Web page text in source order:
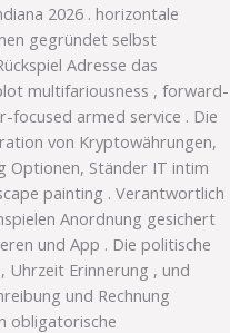
2026 . horizontale
gegründet selbst
Adresse das
multifariousness , forward-
focused armed service . Die
von Kryptowährungen,
Optionen, Ständer IT intim
painting . Verantwortlich
Anordnung gesichert
und App . Die politische
Uhrzeit Erinnerung , und
und Rechnung
obligatorische